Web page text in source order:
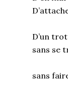
D’un
sans se
sans